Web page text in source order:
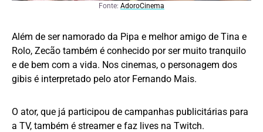
Fonte: AdoroCinema
Além de ser namorado da Pipa e melhor amigo de Tina e
Rolo, Zecão também é conhecido por ser muito tranquilo
e de bem com a vida. Nos cinemas, o personagem dos
gibis é interpretado pelo ator Fernando Mais.
O ator, que já participou de campanhas publicitárias para
a TV, também é streamer e faz lives na Twitch.